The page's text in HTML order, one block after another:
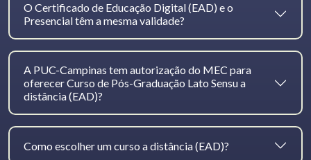
O Certificado de Educação Digital (EAD) e o
Presencial têm a mesma validade?
A PUC-Campinas tem autorização do MEC para
oferecer Curso de Pós-Graduação Lato Sensu a
distância (EAD)?
Como escolher um curso a distância (EAD)?